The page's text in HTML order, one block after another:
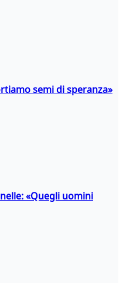
semi di speranza»
«Quegli uomini